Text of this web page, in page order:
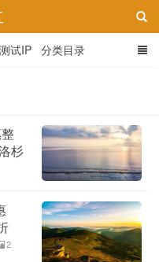
测试IP 分类目录
杉
2